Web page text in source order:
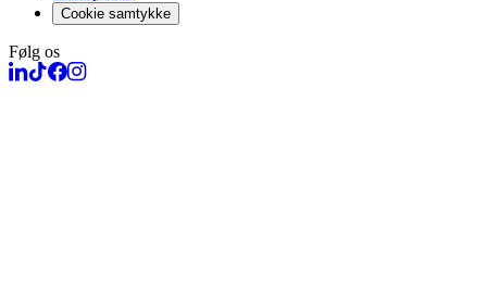
Cookie samtykke
Følg os